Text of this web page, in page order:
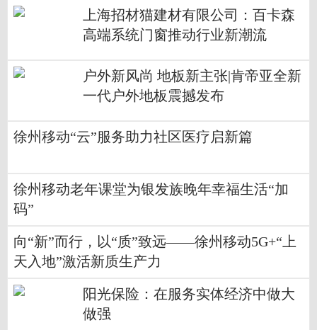
上海招材猫建材有限公司：百卡森
高端系统门窗推动行业新潮流
户外新风尚 地板新主张|肯帝亚全新
一代户外地板震撼发布
徐州移动“云”服务助力社区医疗启新篇
徐州移动老年课堂为银发族晚年幸福生活“加
码”
向“新”而行，以“质”致远——徐州移动5G+“上
天入地”激活新质生产力
阳光保险：在服务实体经济中做大
做强